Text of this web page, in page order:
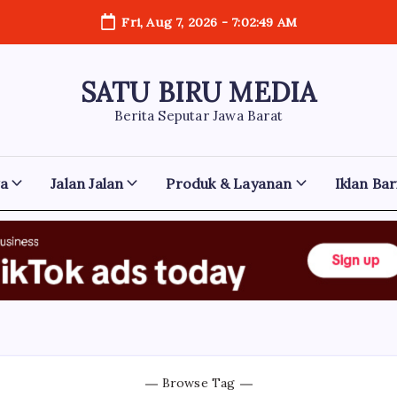
Fri, Aug 7, 2026- 7:02:50 AM
SATU BIRU MEDIA
Berita Seputar Jawa Barat
Jalan Jalan Produk & Layanan Iklan
Browse Tag